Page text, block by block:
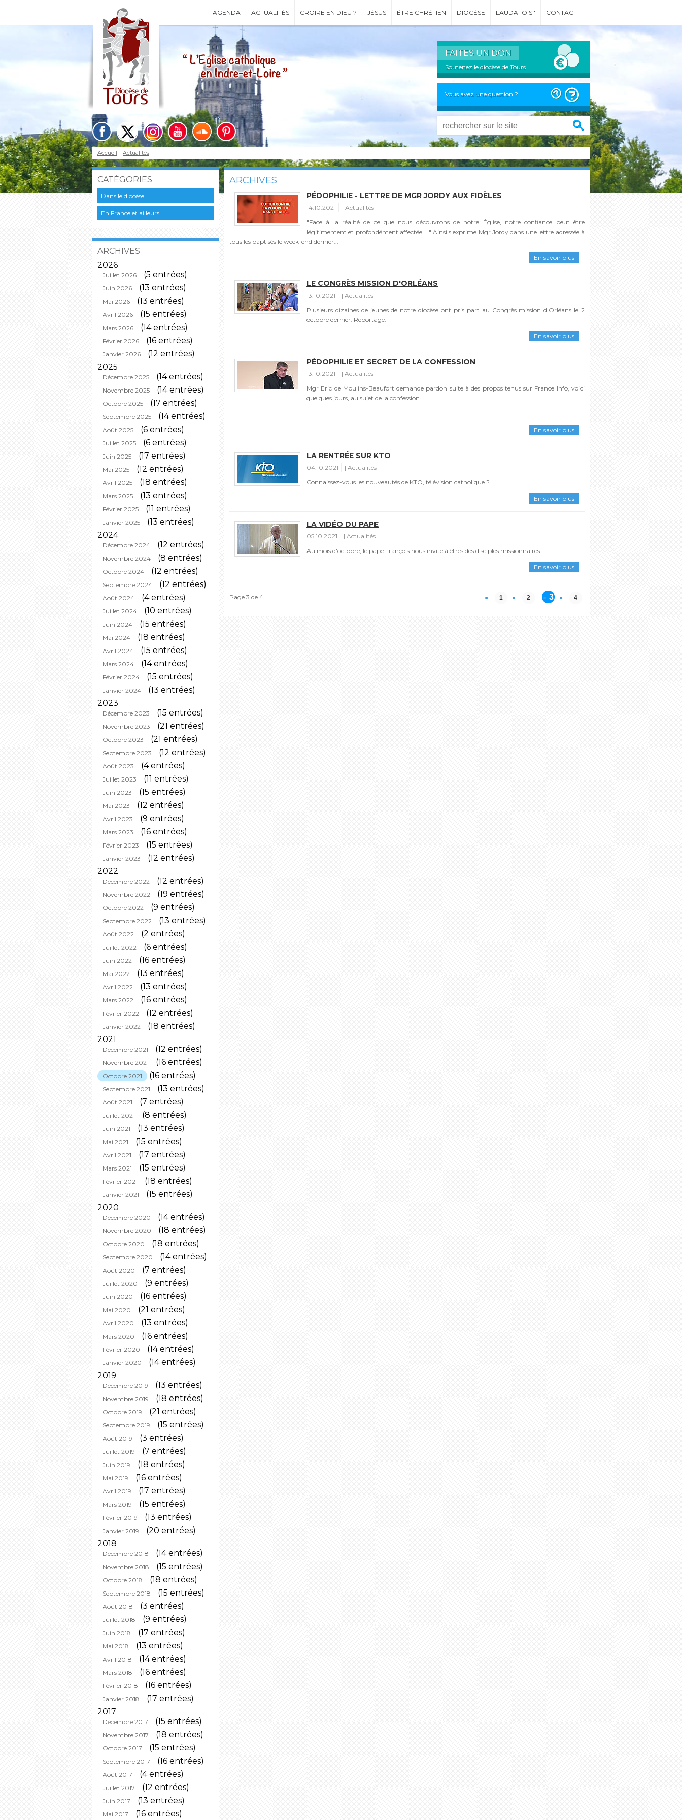
AGENDA ACTUALITÉS CROIRE EN DIEU ? JÉSUS ÊTRE CHRÉTIEN DIOCÈSE LAUDATO SI' CONTACT
FAITES UN DON
Soutenez le diocèse de Tours
Vous avez une question ?
Accueil Actualités
CATÉGORIES
Dans le diocèse
En France et ailleurs...
ARCHIVES
2026
Juillet 2026 (5 entrées)
Juin 2026 (13 entrées)
Mai 2026 (13 entrées)
Avril 2026 (15 entrées)
Mars 2026 (14 entrées)
Février 2026 (16 entrées)
Janvier 2026
(12 entrées)
2025
Décembre 2025 (14 entrées)
Novembre 2025 (14 entrées)
Octobre 2025 (17 entrées)
Septembre 2025 (14 entrées)
Août 2025 (6 entrées)
Juillet 2025 (6 entrées)
Juin 2025 (17 entrées)
Mai 2025 (12 entrées)
Avril 2025 (18 entrées)
Mars 2025 (13 entrées)
Février 2025 (11 entrées)
Janvier 2025
(13 entrées)
2024
Décembre 2024 (12 entrées)
Novembre 2024 (8 entrées)
Octobre 2024 (12 entrées)
Septembre 2024 (12 entrées)
Août 2024 (4 entrées)
Juillet 2024 (10 entrées)
Juin 2024 (15 entrées)
Mai 2024 (18 entrées)
Avril 2024 (15 entrées)
Mars 2024 (14 entrées)
Février 2024 (15 entrées)
Janvier 2024
(13 entrées)
2023
Décembre 2023 (15 entrées)
Novembre 2023 (21 entrées)
Octobre 2023 (21 entrées)
Septembre 2023 (12 entrées)
Août 2023 (4 entrées)
Juillet 2023 (11 entrées)
Juin 2023 (15 entrées)
Mai 2023 (12 entrées)
Avril 2023 (9 entrées)
Mars 2023 (16 entrées)
Février 2023 (15 entrées)
Janvier 2023
(12 entrées)
2022
Décembre 2022 (12 entrées)
Novembre 2022 (19 entrées)
Octobre 2022 (9 entrées)
Septembre 2022 (13 entrées)
Août 2022 (2 entrées)
Juillet 2022 (6 entrées)
Juin 2022 (16 entrées)
Mai 2022 (13 entrées)
Avril 2022 (13 entrées)
Mars 2022 (16 entrées)
Février 2022 (12 entrées)
Janvier 2022
(18 entrées)
2021
Décembre 2021 (12 entrées)
Novembre 2021 (16 entrées)
Octobre 2021 (16 entrées)
Septembre 2021 (13 entrées)
Août 2021 (7 entrées)
Juillet 2021 (8 entrées)
Juin 2021 (13 entrées)
Mai 2021 (15 entrées)
Avril 2021 (17 entrées)
Mars 2021 (15 entrées)
Février 2021 (18 entrées)
Janvier 2021
(15 entrées)
2020
Décembre 2020 (14 entrées)
Novembre 2020 (18 entrées)
Octobre 2020 (18 entrées)
Septembre 2020 (14 entrées)
Août 2020 (7 entrées)
Juillet 2020 (9 entrées)
Juin 2020 (16 entrées)
Mai 2020 (21 entrées)
Avril 2020 (13 entrées)
Mars 2020 (16 entrées)
Février 2020 (14 entrées)
Janvier 2020
(14 entrées)
2019
Décembre 2019 (13 entrées)
Novembre 2019 (18 entrées)
Octobre 2019 (21 entrées)
Septembre 2019 (15 entrées)
Août 2019 (3 entrées)
Juillet 2019 (7 entrées)
Juin 2019 (18 entrées)
Mai 2019 (16 entrées)
Avril 2019 (17 entrées)
Mars 2019 (15 entrées)
Février 2019 (13 entrées)
Janvier 2019
(20 entrées)
2018
Décembre 2018 (14 entrées)
Novembre 2018 (15 entrées)
Octobre 2018 (18 entrées)
Septembre 2018 (15 entrées)
Août 2018 (3 entrées)
Juillet 2018 (9 entrées)
Juin 2018 (17 entrées)
Mai 2018 (13 entrées)
Avril 2018 (14 entrées)
Mars 2018 (16 entrées)
Février 2018 (16 entrées)
Janvier 2018
(17 entrées)
2017
Décembre 2017 (15 entrées)
Novembre 2017 (18 entrées)
Octobre 2017 (15 entrées)
Septembre 2017 (16 entrées)
Août 2017 (4 entrées)
Juillet 2017 (12 entrées)
Juin 2017 (13 entrées)
Mai 2017 (16 entrées)
ARCHIVES
PÉDOPHILIE - LETTRE DE MGR JORDY AUX FIDÈLES
14.10.2021
Actualités
"Face à la réalité de ce que nous découvrons de notre Église, notre confiance peut être
légitimement et profondément affectée... " Ainsi s'exprime Mgr Jordy dans une lettre adressée à
tous les baptisés le week-end dernier...
En savoir plus
LE CONGRÈS MISSION D'ORLÉANS
13.10.2021
Actualités
Plusieurs dizaines de jeunes de notre diocèse ont pris part au Congrès mission d'Orléans le 2
octobre dernier. Reportage.
En savoir plus
PÉDOPHILIE ET SECRET DE LA CONFESSION
13.10.2021
Actualités
Mgr Eric de Moulins-Beaufort demande pardon suite à des propos tenus sur France Info, voici
quelques jours, au sujet de la confession...
En savoir plus
LA RENTRÉE SUR KTO
04.10.2021
Actualités
Connaissez-vous les nouveautés de KTO, télévision catholique ?
En savoir plus
LA VIDÉO DU PAPE
05.10.2021
Actualités
Au mois d'octobre, le pape François nous invite à êtres des disciples missionnaires...
En savoir plus
Page 3 de 4. 1 2 3 4